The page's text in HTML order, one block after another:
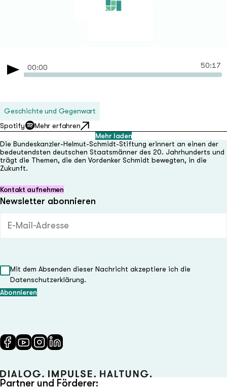
neuen Podcast-Reihe „Schmidt! Macht Geschichte“
00:00 50:17
Geschichte und Gegenwart
Spotify
Mehr erfahren
Mehr laden
Die Bundeskanzler-Helmut-Schmidt-Stiftung erinnert an einen der
bedeutendsten deutschen Staatsmänner des 20. Jahrhunderts und
trägt die Themen, die den Vordenker Schmidt bewegten, in die
Zukunft.
Kontakt aufnehmen
Newsletter abonnieren
Mit dem Absenden dieser Nachricht akzeptiere ich die
Datenschutzerklärung.
Partner und Förderer: